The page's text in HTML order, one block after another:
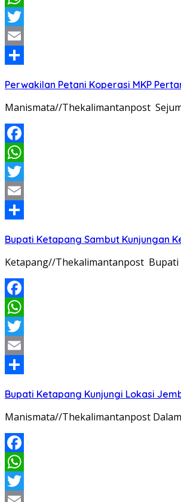
WhatsApp
Twitter
Email
Perwakilan Petani Koperasi MKP
Manismata//Thekalimantanpost
Facebook
WhatsApp
Twitter
Email
Bupati Ketapang Sambut Kunjungan
Ketapang//Thekalimantanpost Bupati
Facebook
WhatsApp
Twitter
Email
Bupati Ketapang Kunjungi Lokasi
Manismata//Thekalimantanpost
Facebook
WhatsApp